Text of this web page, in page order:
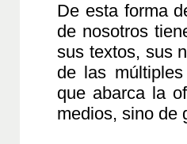
De esta forma
de nosotros
sus textos, sus
de las
que abarca la
medios, sino de